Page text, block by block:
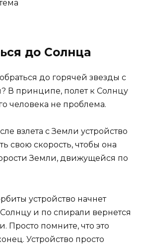
до Солнца
до горячей звезды с
В принципе, полет к Солнцу
человека не проблема.
взлета с Земли устройство
свою скорость, чтобы она
Земли, движущейся по
устройство начнет
и по спирали вернется
Просто помните, что это
Устройство просто